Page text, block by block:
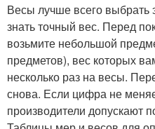
Весы лучше всего выбрать
знать точный вес. Перед
возьмите небольшой
предметов), вес которых
несколько раз на весы.
снова. Если цифра не
производители допускают